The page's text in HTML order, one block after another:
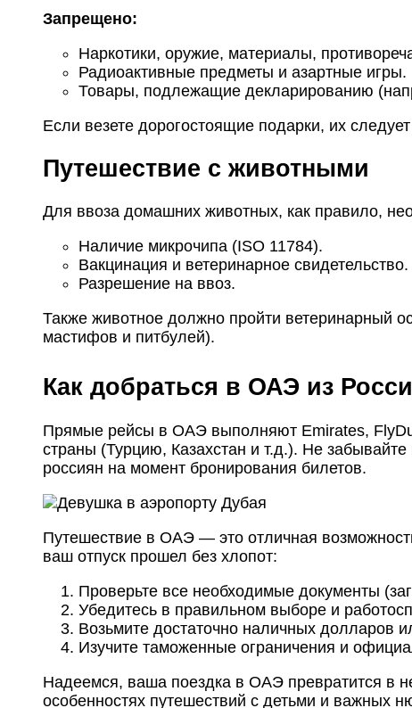
Запрещено:
Наркотики, оружие, материалы,
Радиоактивные предметы и азартные игры.
Товары, подлежащие декларированию
Если везете дорогостоящие подарки, их
Путешествие с животными
Для ввоза домашних животных, как правило,
Наличие микрочипа (ISO 11784).
Вакцинация и ветеринарное свидетельство.
Разрешение на ввоз.
Также животное должно пройти ветеринарный
мастифов и питбулей).
Как добраться в ОАЭ из
Прямые рейсы в ОАЭ выполняют Emirates,
страны (Турцию, Казахстан и т.д.). Не
россиян на момент бронирования билетов.
Путешествие в ОАЭ — это отличная
ваш отпуск прошел без хлопот:
Проверьте все необходимые документы
Убедитесь в правильном выборе и
Возьмите достаточно наличных долларов
Изучите таможенные ограничения и
Надеемся, ваша поездка в ОАЭ превратится в
особенностях путешествий с детьми и важных